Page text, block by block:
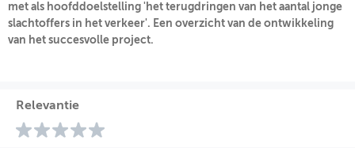
ADRESSENBOEK
OVER FIETSBERAAD
MIJN PROFIEL
met als hoofddoelstelling 'het terugdringen van het aantal jonge
slachtoffers in het verkeer'. Een overzicht van de ontwikkeling
van het succesvolle project.
Relevantie